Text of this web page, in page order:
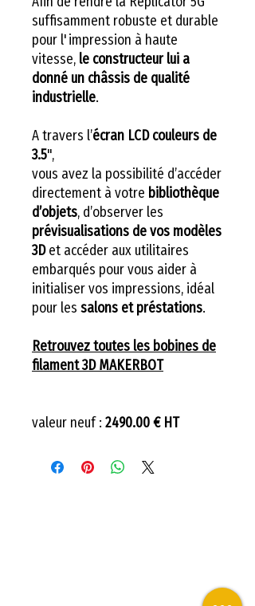
suffisamment robuste et durable
pour l'impression à haute
vitesse, le constructeur lui a
donné un châssis de qualité
industrielle.
A travers l’écran LCD couleurs de
3.5",
vous avez la possibilité d’accéder
directement à votre bibliothèque
d’objets, d’observer les
prévisualisations de vos modèles
3Det accéder aux utilitaires
embarqués pour vous aider à
initialiser vos impressions, idéal
pour les salons et préstations.
Retrouvez toutes les bobines de
filament 3D MAKERBOT
valeur neuf : 2490.00 € HT